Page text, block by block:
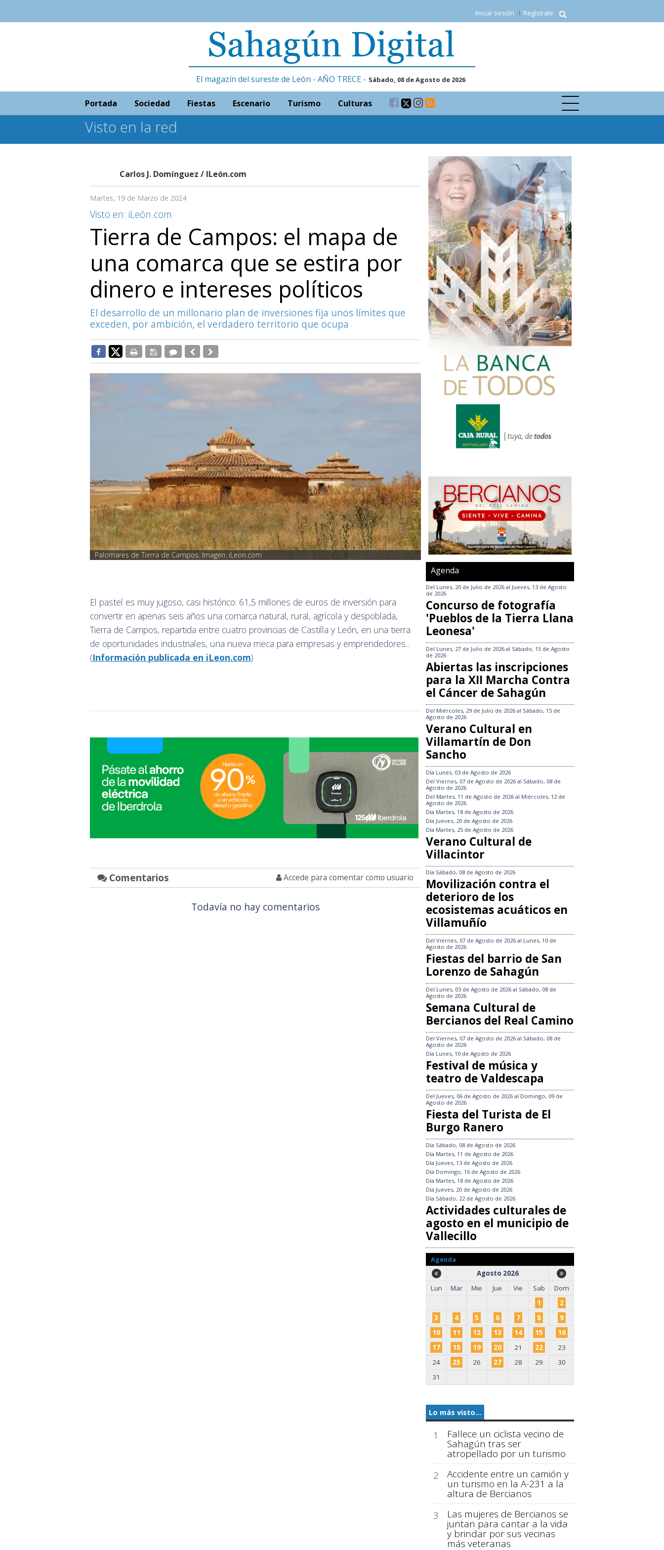
Iniciar sesión Regístrate
El magazín del sureste de León - AÑO TRECE - Sábado, 08 de Agosto de 2026
Portada Sociedad Fiestas Escenario Turismo Culturas
Visto en la red
Carlos J. Domínguez / ILeón.com
Martes, 19 de Marzo de 2024
Visto en: iLeón.com
Tierra de Campos: el mapa de
una comarca que se estira por
dinero e intereses políticos
El desarrollo de un millonario plan de inversiones fija unos límites que
exceden, por ambición, el verdadero territorio que ocupa
Palomares de Tierra de Campos. Imagen: iLeon.com
El pastel es muy jugoso, casi histórico: 61,5 millones de euros de inversión para
convertir en apenas seis años una comarca natural, rural, agrícola y despoblada,
Tierra de Campos, repartida entre cuatro provincias de Castilla y León, en una tierra
de oportunidades industriales, una nueva meca para empresas y emprendedores...
(Información publicada en iLeon.com)
Comentarios Accede para comentar como usuario
Todavía no hay comentarios
Agenda
Del Lunes, 20 de Julio de 2026 al Jueves, 13 de Agosto
de 2026
Concurso de fotografía
'Pueblos de la Tierra Llana
Leonesa'
Del Lunes, 27 de Julio de 2026 al Sábado, 15 de Agosto
de 2026
Abiertas las inscripciones
para la XII Marcha Contra
el Cáncer de Sahagún
Del Miércoles, 29 de Julio de 2026 al Sábado, 15 de
Agosto de 2026
Verano Cultural en
Villamartín de Don
Sancho
Día Lunes, 03 de Agosto de 2026
Del Viernes, 07 de Agosto de 2026 al Sábado, 08 de
Agosto de 2026
Del Martes, 11 de Agosto de 2026 al Miércoles, 12 de
Agosto de 2026
Día Martes, 18 de Agosto de 2026
Día Jueves, 20 de Agosto de 2026
Día Martes, 25 de Agosto de 2026
Verano Cultural de
Villacintor
Día Sábado, 08 de Agosto de 2026
Movilización contra el
deterioro de los
ecosistemas acuáticos en
Villamuñío
Del Viernes, 07 de Agosto de 2026 al Lunes, 10 de
Agosto de 2026
Fiestas del barrio de San
Lorenzo de Sahagún
Del Lunes, 03 de Agosto de 2026 al Sábado, 08 de
Agosto de 2026
Semana Cultural de
Bercianos del Real Camino
Del Viernes, 07 de Agosto de 2026 al Sábado, 08 de
Agosto de 2026
Día Lunes, 10 de Agosto de 2026
Festival de música y
teatro de Valdescapa
Del Jueves, 06 de Agosto de 2026 al Domingo, 09 de
Agosto de 2026
Fiesta del Turista de El
Burgo Ranero
Día Sábado, 08 de Agosto de 2026
Día Martes, 11 de Agosto de 2026
Día Jueves, 13 de Agosto de 2026
Día Domingo, 16 de Agosto de 2026
Día Martes, 18 de Agosto de 2026
Día Jueves, 20 de Agosto de 2026
Día Sábado, 22 de Agosto de 2026
Actividades culturales de
agosto en el municipio de
Vallecillo
Agenda
Agosto 2026
Lun
Mar Mie Jue Vie Sab
Dom
1
2
3
4 5 6 7 8
9
10
11 12 13 14 15
16
17
18 19 20 21 22
23
24
25 26 27 28 29
30
31
Lo más visto...
1 Fallece un ciclista vecino de
Sahagún tras ser
atropellado por un turismo
2
Accidente entre un camión y
un turismo en la A-231 a la
altura de Bercianos
3
Las mujeres de Bercianos se
juntan para cantar a la vida
y brindar por sus vecinas
más veteranas